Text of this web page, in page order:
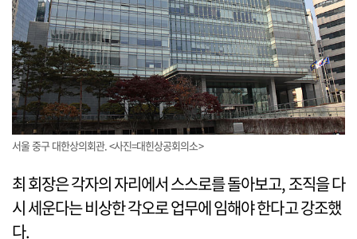
서울 중구 대한상의회관. <사진=대힌상공회의소>
최 회장은 각자의 자리에서 스스로를 돌아보고, 조직을 다
시 세운다는 비상한 각오로 업무에 임해야 한다고 강조했
다.